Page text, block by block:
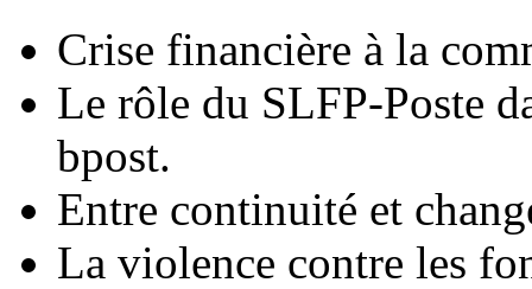
Crise financière à la
Le rôle du SLFP-Poste
bpost.
Entre continuité et
La violence contre les